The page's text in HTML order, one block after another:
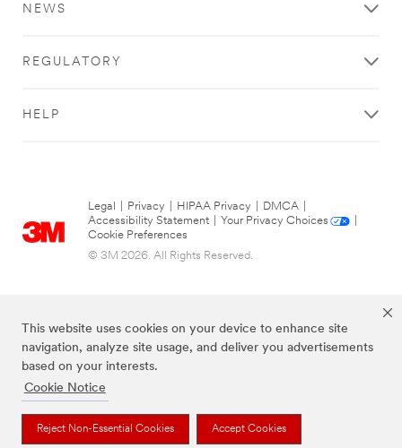
This website uses cookies on your device to enhance site
navigation, analyze site usage, and deliver you advertisements
based on your interests.
Cookie Notice
Reject Non-Essential Cookies Accept Cookies
NEWS
REGULATORY
HELP
Legal Privacy HIPAA Privacy DMCA
Accessibility Statement
Your Privacy Choices
Cookie Preferences
© 3M 2026. All Rights Reserved.
The brands listed above are trademarks of 3M.